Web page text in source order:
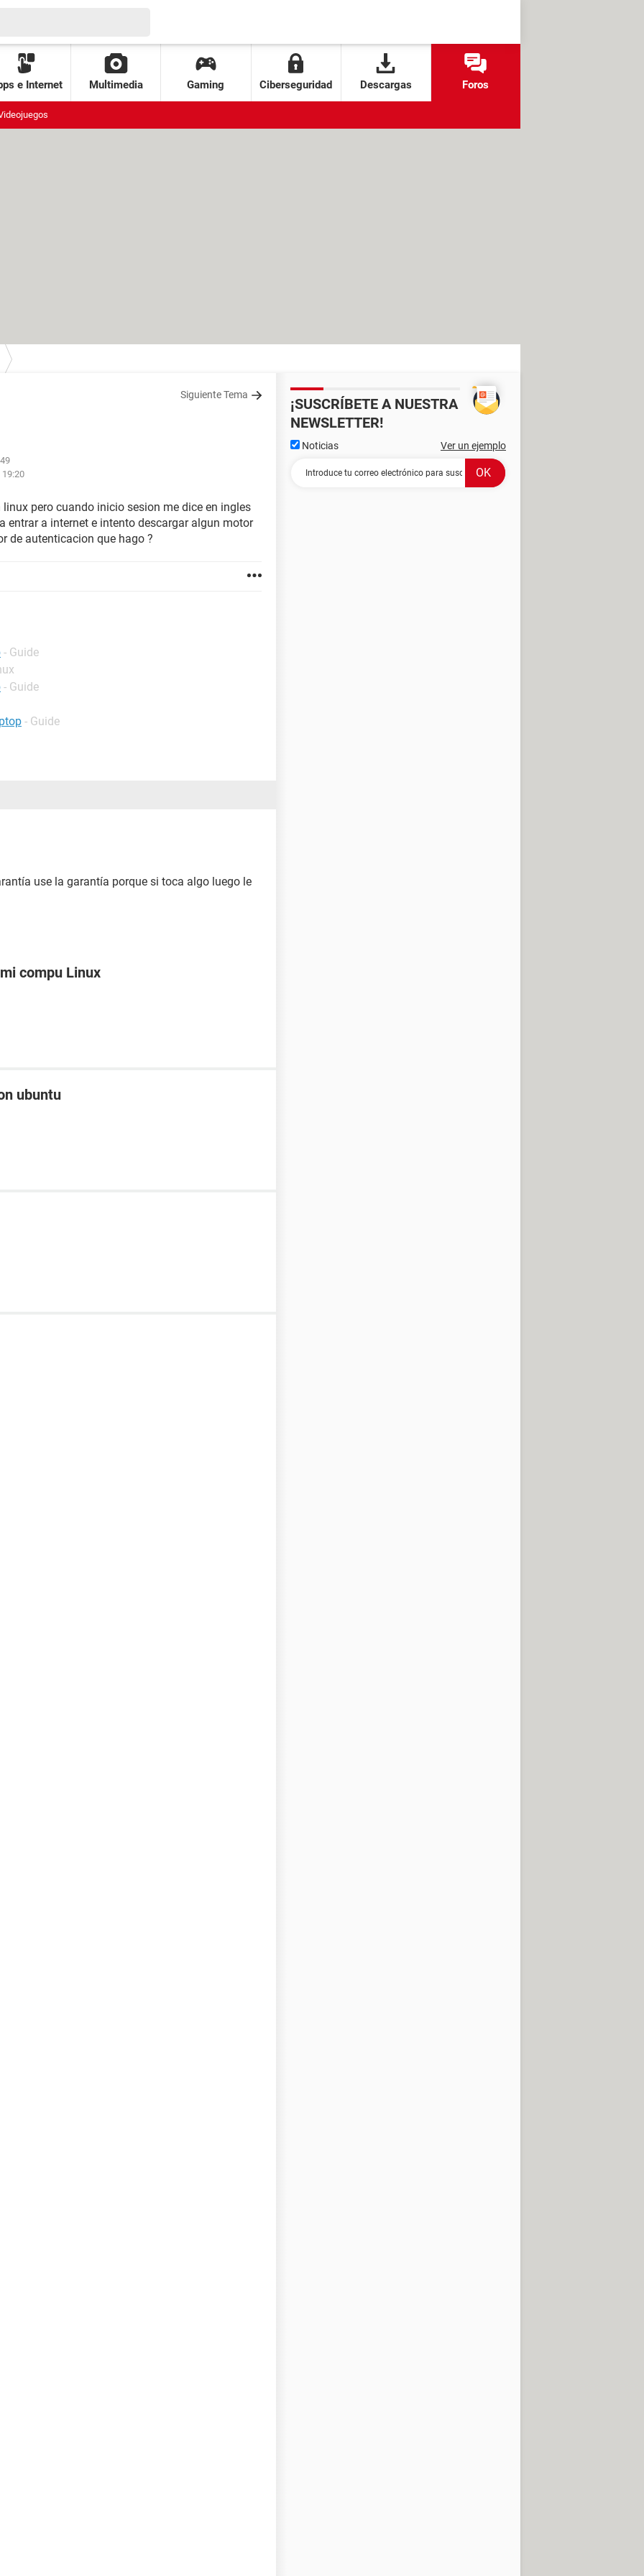
e Internet Multimedia Gaming Ciberseguridad Descargas Foros
Siguiente Tema
19:20
pero cuando inicio sesion me dice en ingles
entrar a internet e intento descargar algun motor
de autenticacion que hago ?
- Guide
- Guide
- Guide
use la garantía porque si toca algo luego le
compu Linux
ubuntu
¡SUSCRÍBETE A NUESTRA
NEWSLETTER!
Noticias Ver un ejemplo